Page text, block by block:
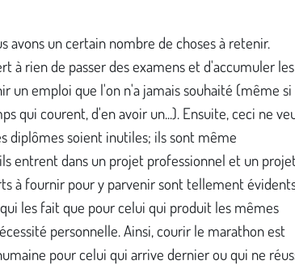
avons un certain nombre de choses à retenir.
à rien de passer des examens et d'accumuler les
un emploi que l'on n'a jamais souhaité (même si
qui courent, d'en avoir un...). Ensuite, ceci ne
diplômes soient inutiles; ils sont même
entrent dans un projet professionnel et un
à fournir pour y parvenir sont tellement
les fait que pour celui qui produit les mêmes
personnelle. Ainsi, courir le marathon est
pour celui qui arrive dernier ou qui ne